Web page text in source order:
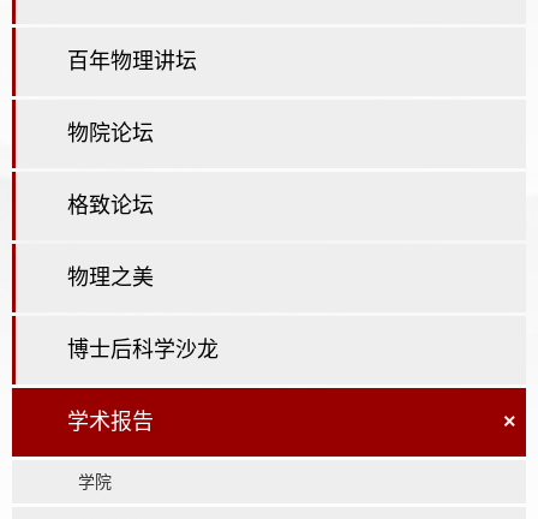
百年物理讲坛
物院论坛
格致论坛
物理之美
博士后科学沙龙
学术报告 ×
学院